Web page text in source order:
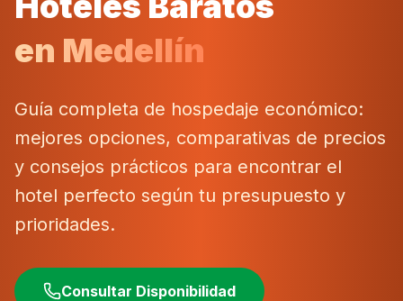
en Medellín
Guía completa de hospedaje económico:
mejores opciones, comparativas de precios
y consejos prácticos para encontrar el
hotel perfecto según tu presupuesto y
prioridades.
Consultar Disponibilidad